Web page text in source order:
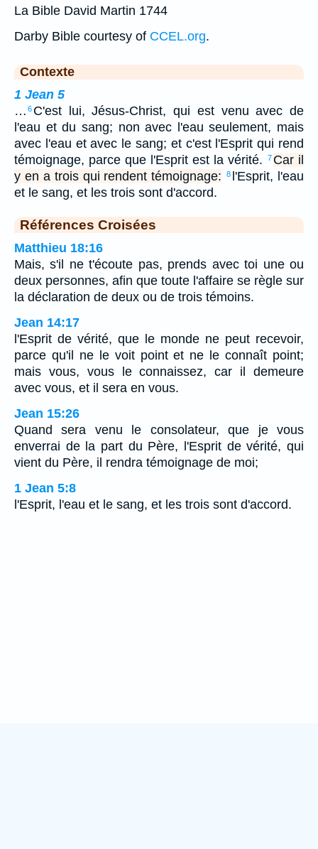
La Bible David Martin 1744
Darby Bible courtesy of CCEL.org.
Contexte
1 Jean 5
… 6 C'est lui, Jésus-Christ, qui est venu avec de
l'eau et du sang; non avec l'eau seulement, mais
avec l'eau et avec le sang; et c'est l'Esprit qui rend
témoignage, parce que l'Esprit est la vérité.
7 Car il
y en a trois qui rendent témoignage:
8 l'Esprit, l'eau
et le sang, et les trois sont d'accord.
Références Croisées
Matthieu 18:16
Mais, s'il ne t'écoute pas, prends avec toi une ou
deux personnes, afin que toute l'affaire se règle sur
la déclaration de deux ou de trois témoins.
Jean 14:17
l'Esprit de vérité, que le monde ne peut recevoir,
parce qu'il ne le voit point et ne le connaît point;
mais vous, vous le connaissez, car il demeure
avec vous, et il sera en vous.
Jean 15:26
Quand sera venu le consolateur, que je vous
enverrai de la part du Père, l'Esprit de vérité, qui
vient du Père, il rendra témoignage de moi;
1 Jean 5:8
l'Esprit, l'eau et le sang, et les trois sont d'accord.